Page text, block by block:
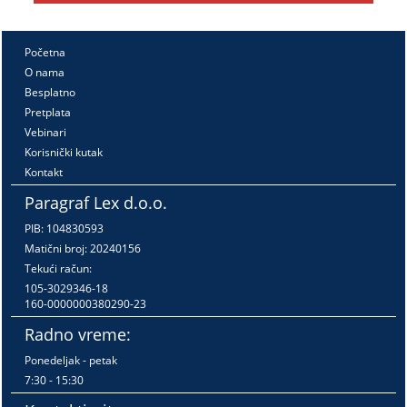
Početna
O nama
Besplatno
Pretplata
Vebinari
Korisnički kutak
Kontakt
Paragraf Lex d.o.o.
PIB: 104830593
Matični broj: 20240156
Tekući račun:
105-3029346-18
160-0000000380290-23
Radno vreme:
Ponedeljak - petak
7:30 - 15:30